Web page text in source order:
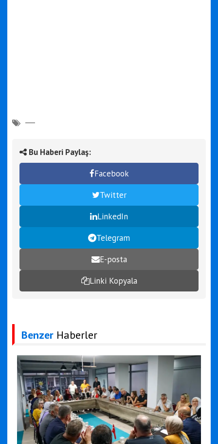
Bu Haberi Paylaş:
Facebook
Twitter
LinkedIn
Telegram
E-posta
Linki Kopyala
Benzer Haberler